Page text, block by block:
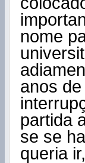
nome
anos
partida
se se
queria